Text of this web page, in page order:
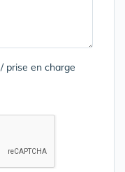
prise en charge